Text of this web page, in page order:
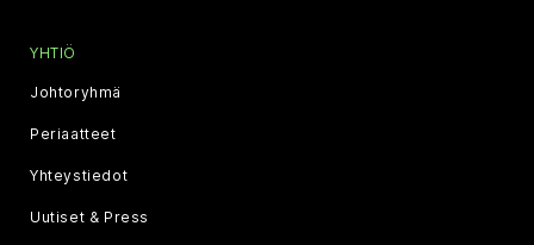
YHTIÖ
Johtoryhmä
Periaatteet
Yhteystiedot
Uutiset & Press